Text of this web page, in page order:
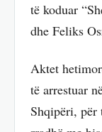
të koduar
dhe Feliks
Aktet
të arrestuar
Shqipëri, për